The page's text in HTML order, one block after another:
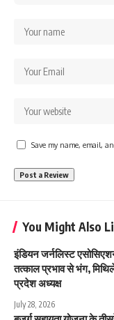
Save my name, email,
You Might Also
इंडियन जर्नलिस्ट
तत्काल प्रभाव से भंग,
प्रदेश अध्यक्ष
July 28, 2026